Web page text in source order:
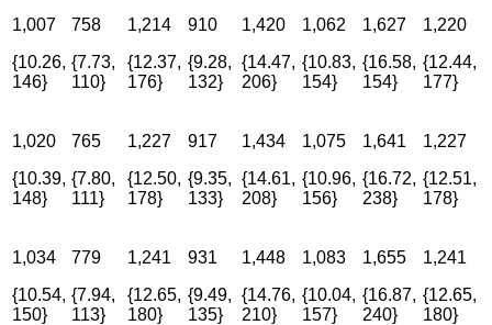
1,007
{10.26,
146}
758
{7.73,
110}
1,214
{12.37,
176}
910
{9.28,
132}
1,420
{14.47,
206}
1,062
{10.83,
154}
1,627
{16.58,
154}
1,220
{12.44,
177}
1,020
{10.39,
148}
765
{7.80,
111}
1,227
{12.50,
178}
917
{9.35,
133}
1,434
{14.61,
208}
1,075
{10.96,
156}
1,641
{16.72,
238}
1,227
{12.51,
178}
1,034
{10.54,
150}
779
{7.94,
113}
1,241
{12.65,
180}
931
{9.49,
135}
1,448
{14.76,
210}
1,083
{10.04,
157}
1,655
{16.87,
240}
1,241
{12.65,
180}